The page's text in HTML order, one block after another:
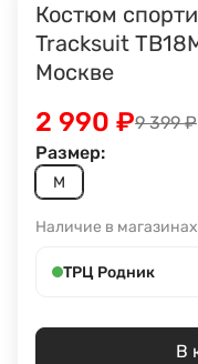
Костюм
Tracksuit
Москве
9 399₽
2 990 ₽
M
Размер:
Наличие в магазинах
ТРЦ Родник
В